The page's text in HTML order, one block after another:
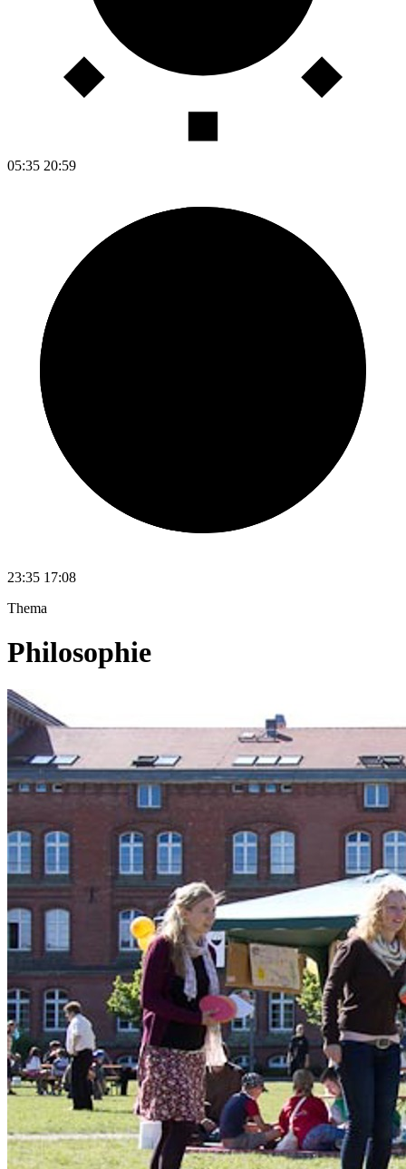
05:35 20:59
23:35 17:08
Thema
Philosophie